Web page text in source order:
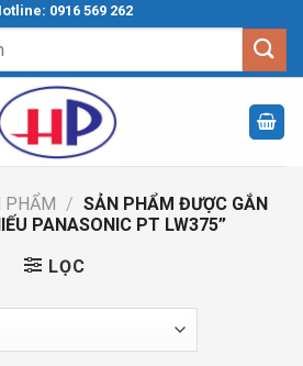
0916 569 262
PHẨM / SẢN PHẨM ĐƯỢC GẮN
PANASONIC PT LW375”
LỌC